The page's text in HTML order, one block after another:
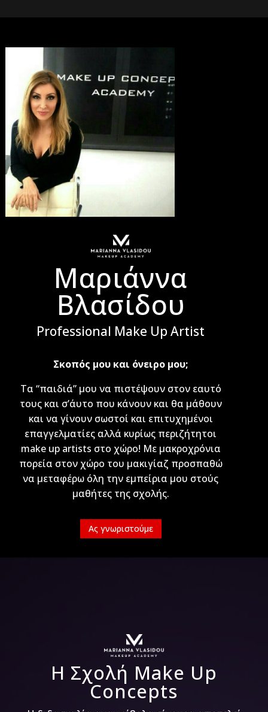
Μαριάννα
Βλασίδου
Professional Make Up Artist
Σκοπός μου και όνειρο μου;
Τα “παιδιά” μου να πιστέψουν στον εαυτό
τους και σ’άυτο που κάνουν και θα μάθουν
και να γίνουν σωστοί και επιτυχημένοι
επαγγελματίες αλλά κυρίως περιζήτητοι
make up artists στο χώρο! Με μακροχρόνια
πορεία στον χώρο του μακιγίαζ προσπαθώ
να μεταφέρω όλη την εμπείρια μου στούς
μαθήτες της σχολής.
Ας γνωριστούμε
Η Σχολή Make Up
Concepts